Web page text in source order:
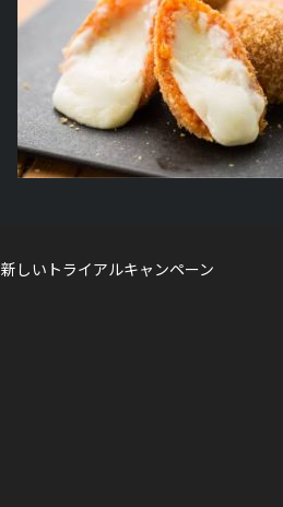
新しいトライアルキャンペーン